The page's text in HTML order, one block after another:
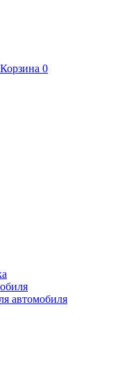
Корзина 0
автомобиля